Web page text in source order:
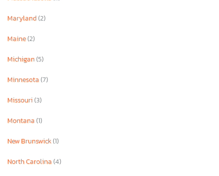
Maryland(2)
Maine(2)
Michigan(5)
Minnesota(7)
Missouri(3)
Montana(1)
New Brunswick(1)
North Carolina(4)